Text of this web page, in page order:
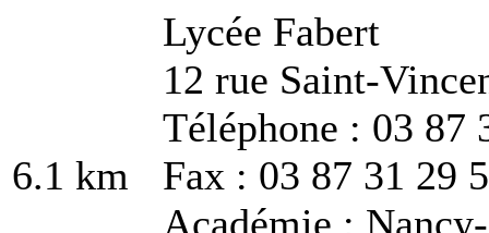
6.1 km
Lycée Fabert
12 rue Saint-
Téléphone : 03 87
Fax : 03 87 31 29
Académie :